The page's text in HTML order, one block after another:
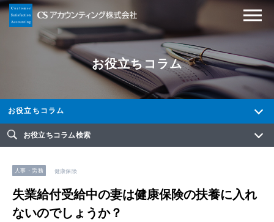
お役立ちコラム
お役立ちコラム
お役立ちコラム検索
人事・労務 健康保険
失業給付受給中の妻は健康保険の扶養に入れ
ないのでしょうか？